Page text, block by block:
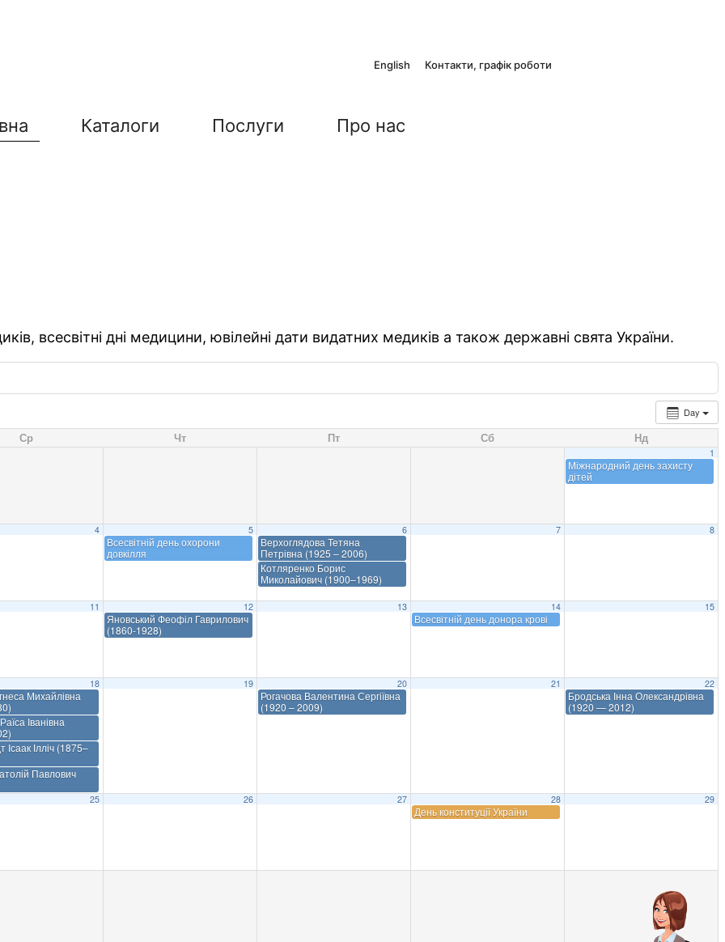
English Контакти, графік роботи
Каталоги Послуги Про нас
всесвітні дні медицини, ювілейні дати видатних медиків а також державні свята України.
Day
Ср Чт Пт Сб Нд
1
Міжнародний день захисту
дітей
4 5
Всесвітній день охорони
довкілля
6
Верхоглядова Тетяна
Петрівна (1925 – 2006)
Котляренко Борис
Миколайович (1900–1969)
7 8
11 12
Яновський Феофіл Гаврилович
(1860-1928)
13 14
Всесвітній день донора крові
15
18
Михайлівна
Іванівна
Ілліч (1875–
Павлович
19 20
Рогачова Валентина Сергіївна
(1920 – 2009)
21 22
Бродська Інна Олександрівна
(1920 — 2012)
25 26 27 28
День конституції України
29